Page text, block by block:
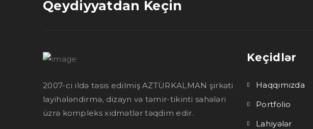
Qeydiyyatdan Keçin
2007-ci ildə təsis edilmiş AZTÜRKALMAN şirkəti
layihələndirmə, dizayn və təmir-tikinti sahələri
üzrə kompleks xidmətlər təqdim edir.
Keçidlər
Haqqımızda
Portfolio
Lahiyələr